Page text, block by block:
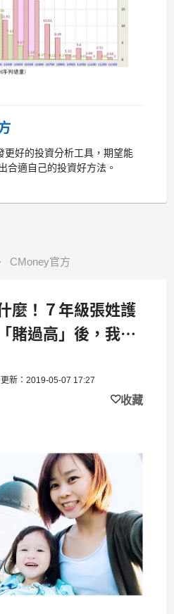
更好的投資分析工具，期望能
合適自己的投資好方法。
CMoney官方
麼！７年級張姓護
賭過高」後，我開
更新：2019-05-07 17:27
收藏